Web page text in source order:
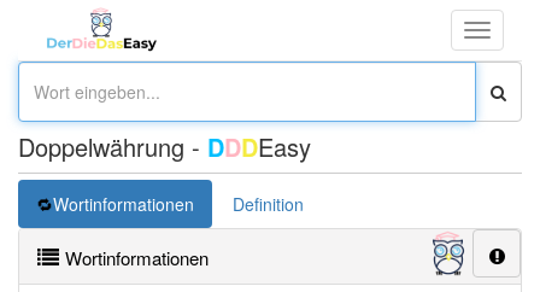
Toggle
Doppelwährung - DDDEasy
Wortinformationen Definition
Wortinformationen